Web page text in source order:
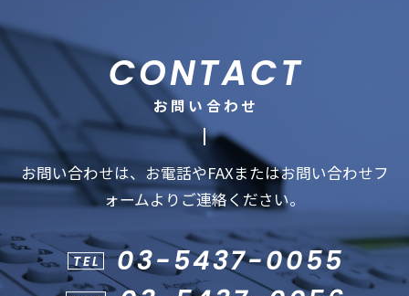
お問い合わせ
CONTACT
お問い合わせは、お電話やFAXまたはお問い合わせフ
ォームよりご連絡ください。
TEL 03-5437-0055